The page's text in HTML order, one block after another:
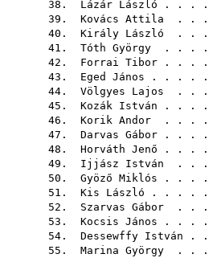
38. Lázár László . . . .
39. Kovács Attila . . .
40. Király László . . .
41. Tóth György . . . .
42. Forrai Tibor . . . .
43. Eged János . . . . .
44. Völgyes Lajos . . .
45. Kozák István . . . .
46. Korik Andor . . . .
47. Darvas Gábor . . . .
48. Horváth Jenő . . . .
49. Ijjász István . . .
50. Gyöző Miklós . . . .
51. Kis László . . . . .
52. Szarvas Gábor . . .
53. Kocsis János . . . .
54. Dessewffy István . .
55. Marina György . . .